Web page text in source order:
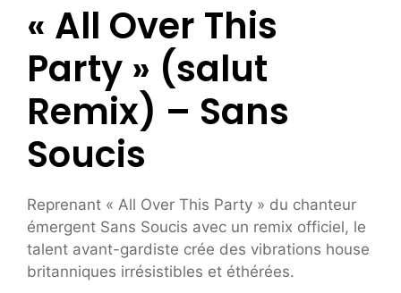
« All Over This
Party » (salut
Remix) – Sans
Soucis
Reprenant « All Over This Party » du chanteur
émergent Sans Soucis avec un remix officiel, le
talent avant-gardiste crée des vibrations house
britanniques irrésistibles et éthérées.